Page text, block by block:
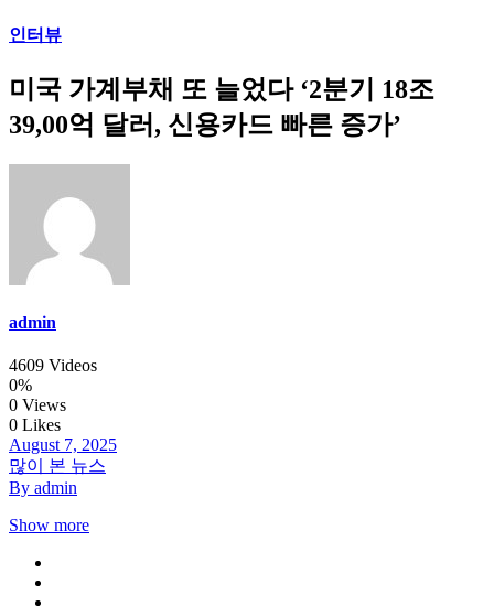
인터뷰
미국 가계부채 또 늘었다 ‘2분기 18조
39,00억 달러, 신용카드 빠른 증가’
admin
4609 Videos
0%
0 Views
0 Likes
August 7, 2025
많이 본 뉴스
By admin
Show more